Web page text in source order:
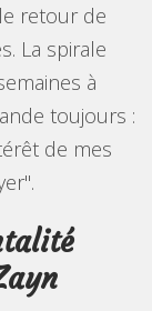
retour de
La spirale
à
toujours :
de mes